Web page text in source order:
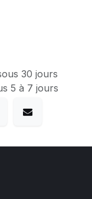
30 jours
5 à 7 jours